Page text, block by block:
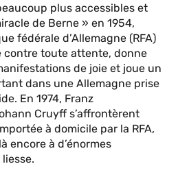
plus accessibles et
de Berne » en 1954,
fédérale d’Allemagne (RFA)
contre toute attente, donne
de joie et joue un
dans une Allemagne prise
En 1974, Franz
Cruyff s’affrontèrent
à domicile par la RFA,
encore à d’énormes